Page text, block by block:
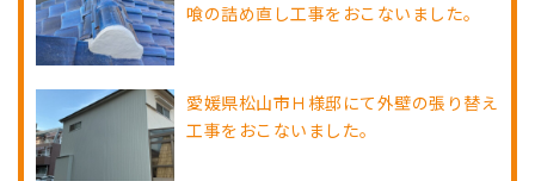
喰の詰め直し工事をおこないました。
愛媛県松山市Ｈ様邸にて外壁の張り替え
工事をおこないました。